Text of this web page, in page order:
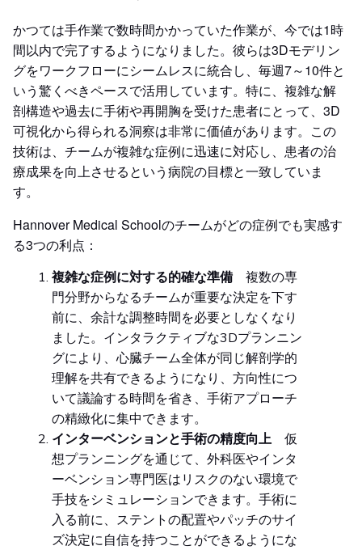
かつては手作業で数時間かかっていた作業が、今では1時
間以内で完了するようになりました。彼らは3Dモデリン
グをワークフローにシームレスに統合し、毎週7～10件と
いう驚くべきペースで活用しています。特に、複雑な解
剖構造や過去に手術や再開胸を受けた患者にとって、3D
可視化から得られる洞察は非常に価値があります。この
技術は、チームが複雑な症例に迅速に対応し、患者の治
療成果を向上させるという病院の目標と一致していま
す。
Hannover Medical Schoolのチームがどの症例でも実感す
る3つの利点：
複雑な症例に対する的確な準備 複数の専
門分野からなるチームが重要な決定を下す
前に、余計な調整時間を必要としなくなり
ました。インタラクティブな3Dプランニン
グにより、心臓チーム全体が同じ解剖学的
理解を共有できるようになり、方向性につ
いて議論する時間を省き、手術アプローチ
の精緻化に集中できます。
インターベンションと手術の精度向上 仮
想プランニングを通じて、外科医やインタ
ーベンション専門医はリスクのない環境で
手技をシミュレーションできます。手術に
入る前に、ステントの配置やパッチのサイ
ズ決定に自信を持つことができるようにな